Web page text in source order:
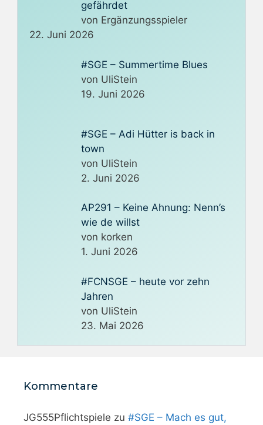
gefährdet
von Ergänzungsspieler
22. Juni 2026
#SGE – Summertime Blues
von UliStein
19. Juni 2026
#SGE – Adi Hütter is back in
town
von UliStein
2. Juni 2026
AP291 – Keine Ahnung: Nenn’s
wie de willst
von korken
1. Juni 2026
#FCNSGE – heute vor zehn
Jahren
von UliStein
23. Mai 2026
Kommentare
JG555Pflichtspiele zu #SGE – Mach es gut,